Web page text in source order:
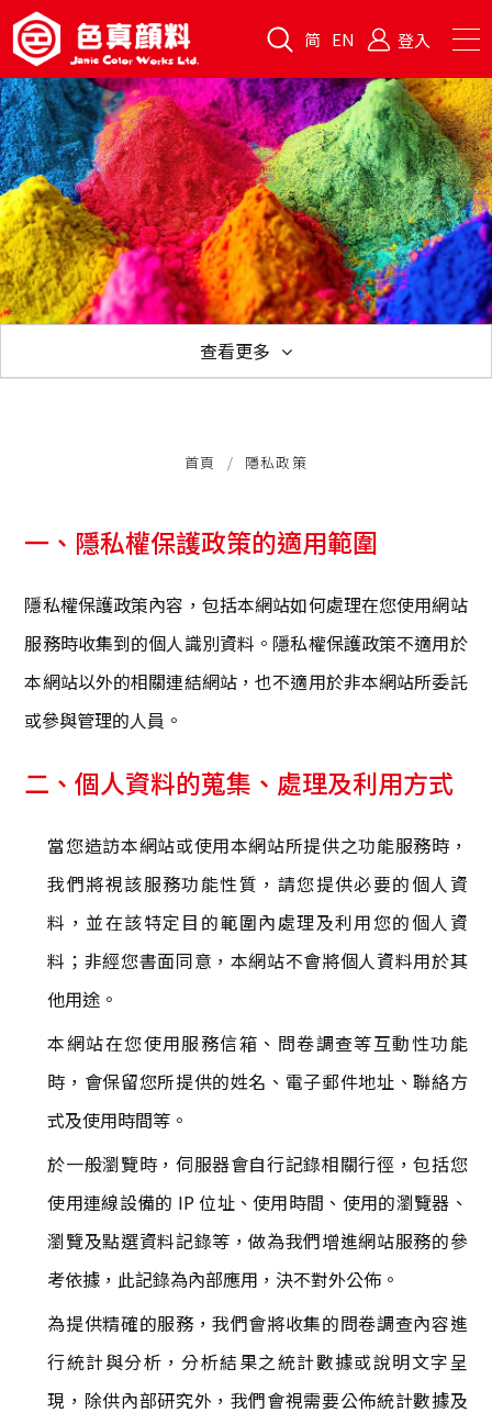
简 EN 登入
查看更多
首頁 隱私政策
一、隱私權保護政策的適用範圍
隱私權保護政策內容，包括本網站如何處理在您使用網站
服務時收集到的個人識別資料。隱私權保護政策不適用於
本網站以外的相關連結網站，也不適用於非本網站所委託
或參與管理的人員。
二、個人資料的蒐集、處理及利用方式
當您造訪本網站或使用本網站所提供之功能服務時，
我們將視該服務功能性質，請您提供必要的個人資
料，並在該特定目的範圍內處理及利用您的個人資
料；非經您書面同意，本網站不會將個人資料用於其
他用途。
本網站在您使用服務信箱、問卷調查等互動性功能
時，會保留您所提供的姓名、電子郵件地址、聯絡方
式及使用時間等。
於一般瀏覽時，伺服器會自行記錄相關行徑，包括您
使用連線設備的 IP 位址、使用時間、使用的瀏覽器、
瀏覽及點選資料記錄等，做為我們增進網站服務的參
考依據，此記錄為內部應用，決不對外公佈。
為提供精確的服務，我們會將收集的問卷調查內容進
行統計與分析，分析結果之統計數據或說明文字呈
現，除供內部研究外，我們會視需要公佈統計數據及